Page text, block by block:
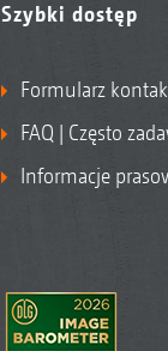
Szybki dostęp
Formularz
FAQ | Często
Informacje